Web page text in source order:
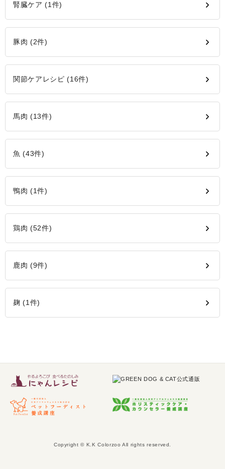
腎臓ケア (1件)
豚肉 (2件)
関節ケアレシピ (16件)
馬肉 (13件)
魚 (43件)
鴨肉 (1件)
鶏肉 (52件)
鹿肉 (9件)
麹 (1件)
Copyright © K.K Colorzoo All rights reserved.